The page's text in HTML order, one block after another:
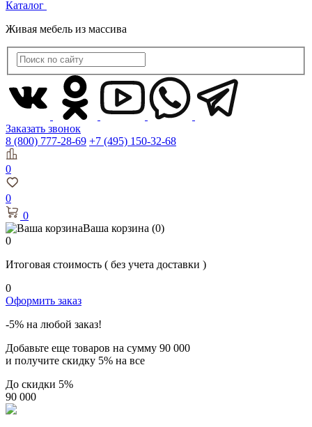
Каталог
Живая мебель из массива
Заказать звонок
8 (800) 777-28-69 +7 (495) 150-32-68
0
0
0
Ваша корзина (0)
0
Итоговая стоимость ( без учета доставки )
0
Оформить заказ
-5% на любой заказ!
Добавьте еще товаров на сумму 90 000
и получите скидку 5% на все
До скидки 5%
90 000